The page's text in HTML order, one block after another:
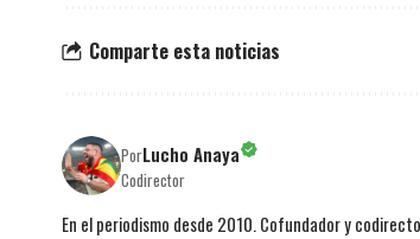
Comparte esta noticias
PorLucho Anaya
Codirector
En el periodismo desde 2010. Cofundador y